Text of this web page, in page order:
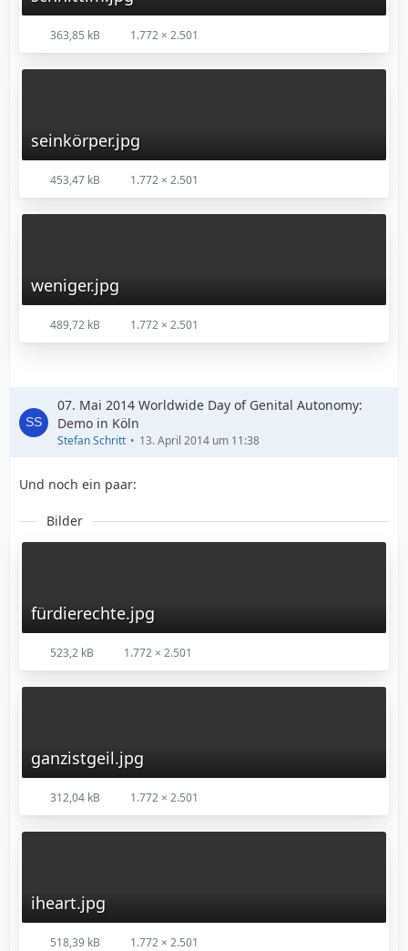
363,85 kB 1.772 × 2.501
seinkörper.jpg
453,47 kB 1.772 × 2.501
weniger.jpg
489,72 kB 1.772 × 2.501
07. Mai 2014 Worldwide Day of Genital Autonomy:
Demo in Köln
Stefan Schritt 13. April 2014 um 11:38
Und noch ein paar:
Bilder
fürdierechte.jpg
523,2 kB 1.772 × 2.501
ganzistgeil.jpg
312,04 kB 1.772 × 2.501
iheart.jpg
518,39 kB 1.772 × 2.501